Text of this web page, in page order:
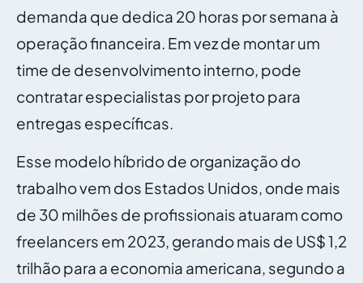
demanda que dedica 20 horas por semana à
operação financeira. Em vez de montar um
time de desenvolvimento interno, pode
contratar especialistas por projeto para
entregas específicas.
Esse modelo híbrido de organização do
trabalho vem dos Estados Unidos, onde mais
de 30 milhões de profissionais atuaram como
freelancers em 2023, gerando mais de US$ 1,2
trilhão para a economia americana, segundo a